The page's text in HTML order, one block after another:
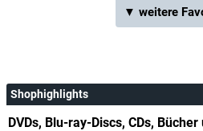
▼ weitere
Shophighlights
DVDs, Blu-ray-Discs, CDs,